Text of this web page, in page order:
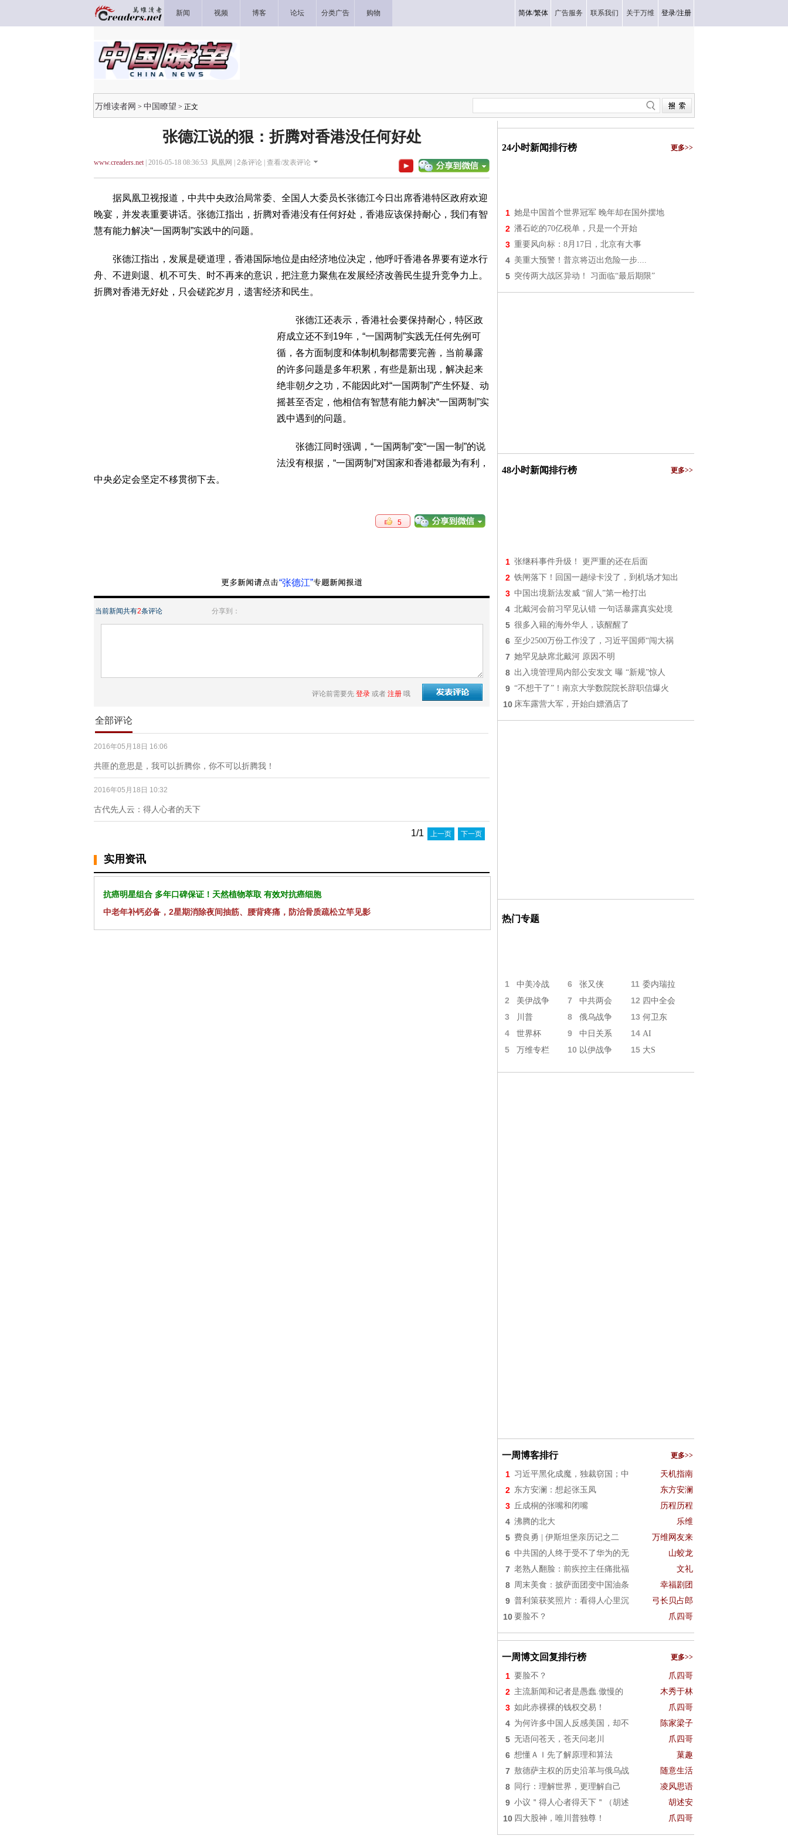
新闻 视频 博客 论坛 分类广告 购物 简体/繁体 广告服务 联系我们 关于万维 登录/注册
万维读者网 > 中国瞭望 > 正文
张德江说的狠：折腾对香港没任何好处
www.creaders.net| 2016-05-18 08:36:53 凤凰网 | 2条评论 | 查看/发表评论
据凤凰卫视报道，中共中央政治局常委、全国人大委员长张德江今日出席香港特区政府欢迎
晚宴，并发表重要讲话。张德江指出，折腾对香港没有任何好处，香港应该保持耐心，我们有智
慧有能力解决“一国两制”实践中的问题。
张德江指出，发展是硬道理，香港国际地位是由经济地位决定，他呼吁香港各界要有逆水行
舟、不进则退、机不可失、时不再来的意识，把注意力聚焦在发展经济改善民生提升竞争力上。
折腾对香港无好处，只会磋跎岁月，遗害经济和民生。
张德江还表示，香港社会要保持耐心，特区政
府成立还不到19年，“一国两制”实践无任何先例可
循，各方面制度和体制机制都需要完善，当前暴露
的许多问题是多年积累，有些是新出现，解决起来
绝非朝夕之功，不能因此对“一国两制”产生怀疑、动
摇甚至否定，他相信有智慧有能力解决“一国两制”实
践中遇到的问题。
张德江同时强调，“一国两制”变“一国一制”的说
法没有根据，“一国两制”对国家和香港都最为有利，
中央必定会坚定不移贯彻下去。
5
“张德江”
当前新闻共有2条评论 分享到：
评论前需要先 登录 或者 注册 哦
全部评论
2016年05月18日 16:06
共匪的意思是，我可以折腾你，你不可以折腾我！
2016年05月18日 10:32
古代先人云：得人心者的天下
1/1 上一页 下一页
实用资讯
抗癌明星组合 多年口碑保证！天然植物萃取 有效对抗癌细胞
中老年补钙必备，2星期消除夜间抽筋、腰背疼痛，防治骨质疏松立竿见影
24小时新闻排行榜 更多>>
1 她是中国首个世界冠军 晚年却在国外摆地
2 潘石屹的70亿税单，只是一个开始
3 重要风向标：8月17日，北京有大事
4 美重大预警！普京将迈出危险一步....
5 突传两大战区异动！ 习面临“最后期限”
48小时新闻排行榜 更多>>
1 张继科事件升级！ 更严重的还在后面
2 铁闸落下！回国一趟绿卡没了，到机场才知出
3 中国出境新法发威 “留人”第一枪打出
4 北戴河会前习罕见认错 一句话暴露真实处境
5 很多入籍的海外华人，该醒醒了
6 至少2500万份工作没了，习近平国师“闯大祸
7 她罕见缺席北戴河 原因不明
8 出入境管理局内部公安发文 曝 “新规”惊人
9 “不想干了”！南京大学数院院长辞职信爆火
10 床车露营大军，开始白嫖酒店了
热门专题
1 中美冷战 6 张又侠 11 委内瑞拉
2 美伊战争 7 中共两会 12 四中全会
3 川普 8 俄乌战争 13 何卫东
4 世界杯 9 中日关系 14 AI
5 万维专栏 10 以伊战争 15 大S
一周博客排行 更多>>
1 习近平黑化成魔，独裁窃国；中 天机指南
2 东方安澜：想起张玉凤 东方安澜
3 丘成桐的张嘴和闭嘴 历程历程
4 沸腾的北大 乐维
5 费良勇 | 伊斯坦堡亲历记之二 万维网友来
6 中共国的人终于受不了华为的无 山蛟龙
7 老熟人翻脸：前疾控主任痛批福 文礼
8 周末美食：披萨面团变中国油条 幸福剧团
9 普利策获奖照片：看得人心里沉 弓长贝占郎
10 要脸不？ 爪四哥
一周博文回复排行榜 更多>>
1 要脸不？ 爪四哥
2 主流新闻和记者是愚蠢.傲慢的 木秀于林
3 如此赤裸裸的钱权交易！ 爪四哥
4 为何许多中国人反感美国，却不 陈家梁子
5 无语问苍天，苍天问老川 爪四哥
6 想懂ＡＩ先了解原理和算法 菓趣
7 敖德萨主权的历史沿革与俄乌战 随意生活
8 同行：理解世界，更理解自己 凌风思语
9 小议＂得人心者得天下＂（胡述 胡述安
10 四大股神，唯川普独尊！ 爪四哥